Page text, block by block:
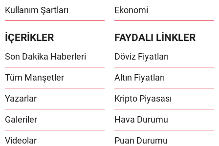
Kullanım Şartları Ekonomi
İÇERİKLER
Son Dakika Haberleri
Tüm Manşetler
Yazarlar
Galeriler
Videolar
FAYDALI LİNKLER
Döviz Fiyatları
Altın Fiyatları
Kripto Piyasası
Hava Durumu
Puan Durumu